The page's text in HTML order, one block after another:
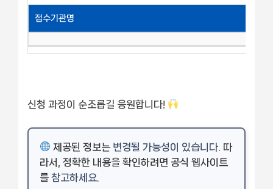
접수기관명
신청 과정이 순조롭길 응원합니다!
제공된 정보는 변경될 가능성이 있습니다 . 따
라서, 정확한 내용을 확인하려면 공식 웹사이트
를 참고하세요